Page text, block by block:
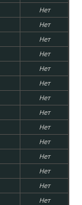
Нет
Нет
Нет
Нет
Нет
Нет
Нет
Нет
Нет
Нет
Нет
Нет
Нет
Нет